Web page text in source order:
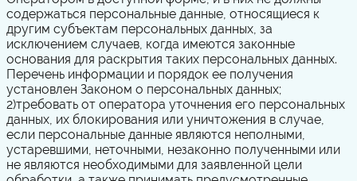
содержаться персональные данные, относящиеся к
другим субъектам персональных данных, за
исключением случаев, когда имеются законные
основания для раскрытия таких персональных данных.
Перечень информации и порядок ее получения
установлен Законом о персональных данных;
2)требовать от оператора уточнения его персональных
данных, их блокирования или уничтожения в случае,
если персональные данные являются неполными,
устаревшими, неточными, незаконно полученными или
не являются необходимыми для заявленной цели